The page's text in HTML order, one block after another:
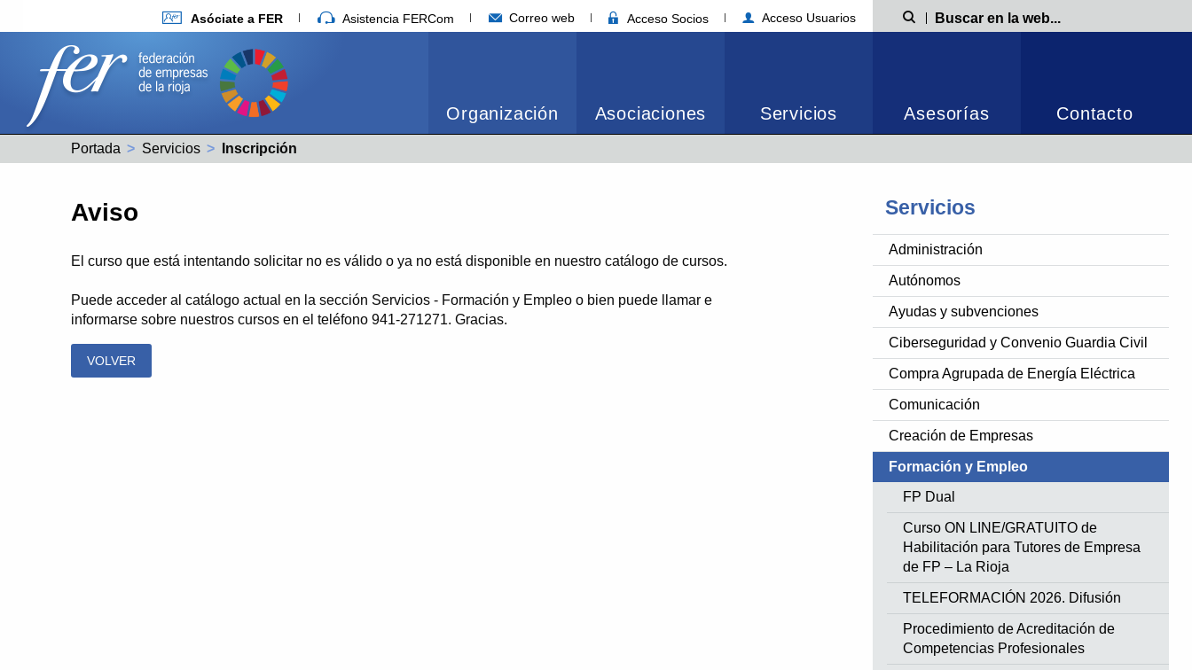
Asóciate a FER Asistencia FERCom Correo web Acceso Socios Acceso Usuarios Búsqueda
Organización Asociaciones Servicios Asesorías Contacto
Portada Servicios Actual:
Inscripción
Servicios
Administración
Autónomos
Ayudas y subvenciones
Ciberseguridad y Convenio Guardia Civil
Compra Agrupada de Energía Eléctrica
Comunicación
Creación de Empresas
Formación y Empleo
FP Dual
Curso ON LINE/GRATUITO de
Habilitación para Tutores de Empresa
de FP – La Rioja
TELEFORMACIÓN 2026. Difusión
Procedimiento de Acreditación de
Competencias Profesionales
Aviso
El curso que está intentando solicitar no es válido o ya no está disponible en nuestro catálogo de cursos.
Puede acceder al catálogo actual en la sección Servicios - Formación y Empleo o bien puede llamar e
informarse sobre nuestros cursos en el teléfono 941-271271. Gracias.
VOLVER